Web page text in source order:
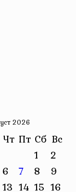
2026
Чт Пт Сб Вс
1
2
6 7 8
9
13 14 15 16